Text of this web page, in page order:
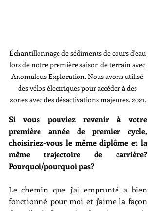
Échantillonnage de sédiments de cours d'eau
lors de notre première saison de terrain avec
Anomalous Exploration. Nous avons utilisé
des vélos électriques pour accéder à des
zones avec des désactivations majeures. 2021.
Si vous pouviez revenir à votre
première année de premier cycle,
choisiriez-vous le même diplôme et la
même trajectoire de carrière?
Pourquoi/pourquoi pas?
Le chemin que j'ai emprunté a bien
fonctionné pour moi et j'aime la façon